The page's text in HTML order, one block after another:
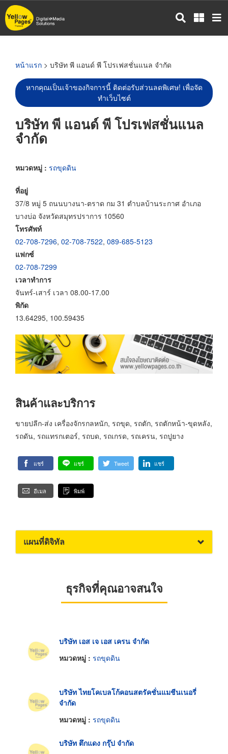
ข้าม
ไป
หน้าแรก > บริษัท พี แอนด์ พี โปรเฟสชั่นแนล จำกัด
หากคุณเป็นเจ้าของกิจการนี้ ติดต่อรับส่วนลดพิเศษ! เพื่อจัด
ทำเว็บไซต์
บริษัท พี แอนด์ พี โปรเฟสชั่นแนล
จำกัด
หมวดหมู่ : รถขุดดิน
ที่อยู่
37/8 หมู่ 5 ถนนบางนา-ตราด กม 31 ตำบลบ้านระกาศ อำเภอ
บางบ่อ จังหวัดสมุทรปราการ 10560
โทรศัพท์
02-708-7296, 02-708-7522, 089-685-5123
แฟกซ์
02-708-7299
เวลาทำการ
จันทร์-เสาร์ เวลา 08.00-17.00
พิกัด
13.64295, 100.59435
สินค้าและบริการ
ขายปลีก-ส่ง เครื่องจักรกลหนัก, รถขุด, รถตัก, รถตักหน้า-ขุดหลัง,
รถดัน, รถแทรกเตอร์, รถบด, รถเกรด, รถเครน, รถปูยาง
แชร์ แชร์ Tweet แชร์
อีเมล พิมพ์
แผนที่ดิจิทัล
ธุรกิจที่คุณอาจสนใจ
บริษัท เอส เจ เอส เครน จำกัด
หมวดหมู่ : รถขุดดิน
บริษัท ไทยโคเบลโก้คอนสตรัคชั่นแมชีนเนอรี่
จำกัด
หมวดหมู่ : รถขุดดิน
บริษัท ตึกแดง กรุ๊ป จำกัด